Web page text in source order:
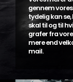
gennem
tydelig kan
skal til og til
grafer fra
mere end
mail.